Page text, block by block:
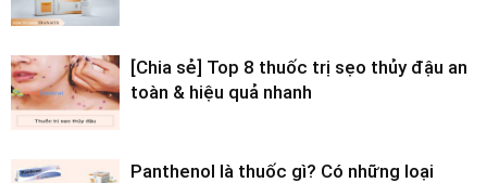
[Chia sẻ] Top 8 thuốc trị sẹo thủy đậu an
toàn & hiệu quả nhanh
Panthenol là thuốc gì? Có những loại